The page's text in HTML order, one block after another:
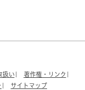
扱い
著作権・リンク
サイトマップ